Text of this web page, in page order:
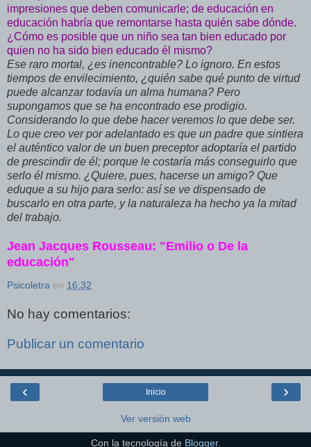
impresiones que deben comunicarle; de educación en
educación habría que remontarse hasta quién sabe dónde.
¿Cómo es posible que un niño sea tan bien educado por
quien no ha sido bien educado él mismo?
Ese raro mortal, ¿es inencontrable? Lo ignoro. En estos
tiempos de envilecimiento, ¿quién sabe qué punto de virtud
puede alcanzar todavía un alma humana? Pero
supongamos que se ha encontrado ese prodigio.
Considerando lo que debe hacer veremos lo que debe ser.
Lo que creo ver por adelantado es que un padre que sintiera
el auténtico valor de un buen preceptor adoptaría el partido
de prescindir de él; porque le costaría más conseguirlo que
serlo él mismo. ¿Quiere, pues, hacerse un amigo? Que
eduque a su hijo para serlo: así se ve dispensado de
buscarlo en otra parte, y la naturaleza ha hecho ya la mitad
del trabajo.
Jean Jacques Rousseau: "Emilio o De la
educación"
Psicoletra en 16:32
No hay comentarios:
Publicar un comentario
‹ ›
Inicio
Ver versión web
Con la tecnología de Blogger.